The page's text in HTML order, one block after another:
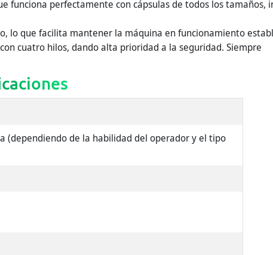
funciona perfectamente con cápsulas de todos los tamaños,
lo que facilita mantener la máquina en funcionamiento
cuatro hilos, dando alta prioridad a la seguridad. Siempre
(dependiendo de la habilidad del operador y el tipo